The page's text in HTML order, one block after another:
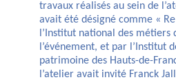
travaux réalisés au sein de
avait été désigné comme «
l’Institut national des métiers
l’événement, et par l’Institut
patrimoine des Hauts-de-
l’atelier avait invité Franck